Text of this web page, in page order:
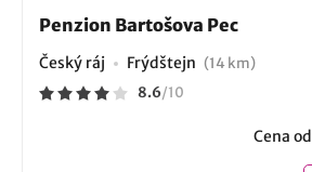
Penzion Bartošova Pec
Český ráj Frýdštejn (14 km)
8.6/10
Cena od